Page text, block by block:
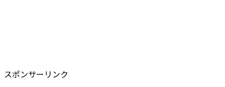
スポンサーリンク